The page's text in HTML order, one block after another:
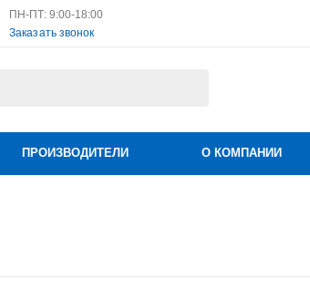
ПН-ПТ: 9:00-18:00
Заказать звонок
ПРОИЗВОДИТЕЛИ О КОМПАНИИ